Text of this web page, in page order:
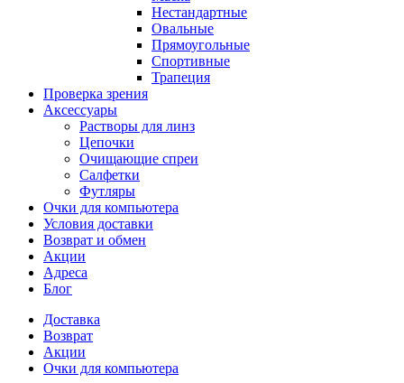
Нестандартные
Овальные
Прямоугольные
Спортивные
Трапеция
Проверка зрения
Аксессуары
Растворы для линз
Цепочки
Очищающие спреи
Салфетки
Футляры
Очки для компьютера
Условия доставки
Возврат и обмен
Акции
Адреса
Блог
Доставка
Возврат
Акции
Очки для компьютера